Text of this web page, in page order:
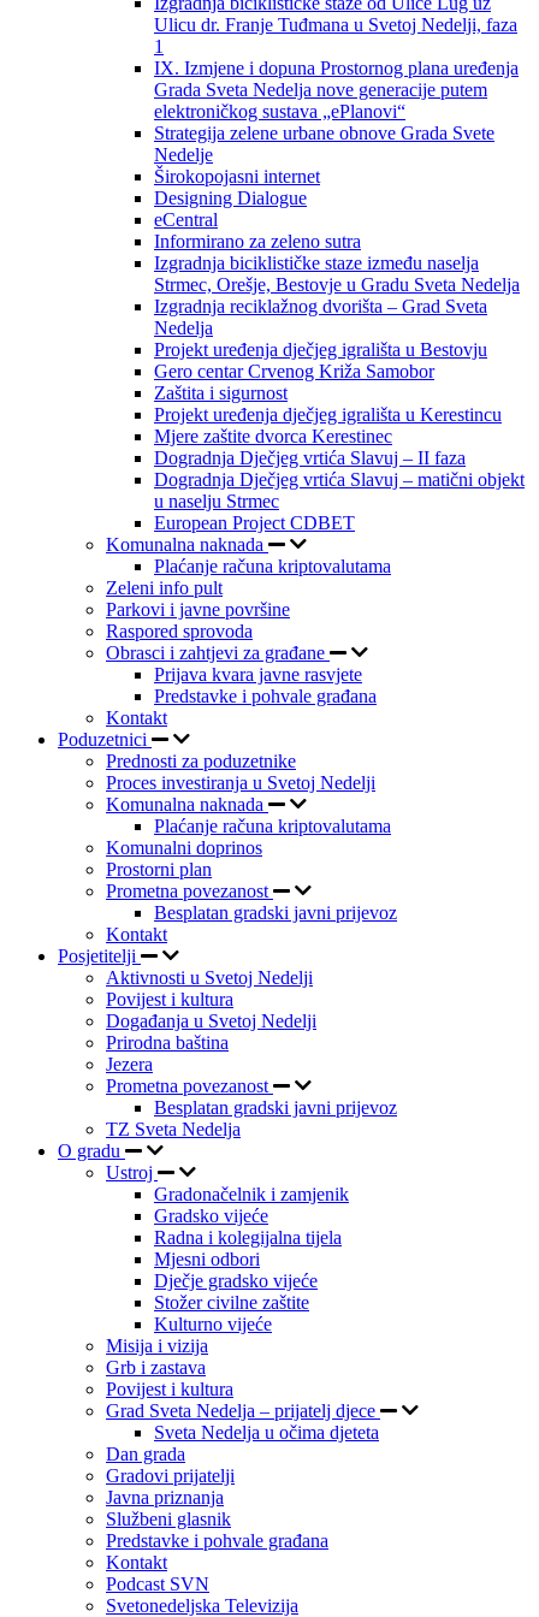
Ulicu dr. Franje Tuđmana u Svetoj Nedelji, faza
1
IX. Izmjene i dopuna Prostornog plana uređenja
Grada Sveta Nedelja nove generacije putem
elektroničkog sustava „ePlanovi“
Strategija zelene urbane obnove Grada Svete
Nedelje
Širokopojasni internet
Designing Dialogue
eCentral
Informirano za zeleno sutra
Izgradnja biciklističke staze između naselja
Strmec, Orešje, Bestovje u Gradu Sveta Nedelja
Izgradnja reciklažnog dvorišta – Grad Sveta
Nedelja
Projekt uređenja dječjeg igrališta u Bestovju
Gero centar Crvenog Križa Samobor
Zaštita i sigurnost
Projekt uređenja dječjeg igrališta u Kerestincu
Mjere zaštite dvorca Kerestinec
Dogradnja Dječjeg vrtića Slavuj – II faza
Dogradnja Dječjeg vrtića Slavuj – matični objekt
u naselju Strmec
European Project CDBET
Komunalna naknada
Plaćanje računa kriptovalutama
Zeleni info pult
Parkovi i javne površine
Raspored sprovoda
Obrasci i zahtjevi za građane
Prijava kvara javne rasvjete
Predstavke i pohvale građana
Kontakt
Poduzetnici
Prednosti za poduzetnike
Proces investiranja u Svetoj Nedelji
Komunalna naknada
Plaćanje računa kriptovalutama
Komunalni doprinos
Prostorni plan
Prometna povezanost
Besplatan gradski javni prijevoz
Kontakt
Posjetitelji
Aktivnosti u Svetoj Nedelji
Povijest i kultura
Događanja u Svetoj Nedelji
Prirodna baština
Jezera
Prometna povezanost
Besplatan gradski javni prijevoz
TZ Sveta Nedelja
O gradu
Ustroj
Gradonačelnik i zamjenik
Gradsko vijeće
Radna i kolegijalna tijela
Mjesni odbori
Dječje gradsko vijeće
Stožer civilne zaštite
Kulturno vijeće
Misija i vizija
Grb i zastava
Povijest i kultura
Grad Sveta Nedelja – prijatelj djece
Sveta Nedelja u očima djeteta
Dan grada
Gradovi prijatelji
Javna priznanja
Službeni glasnik
Predstavke i pohvale građana
Kontakt
Podcast SVN
Svetonedeljska Televizija